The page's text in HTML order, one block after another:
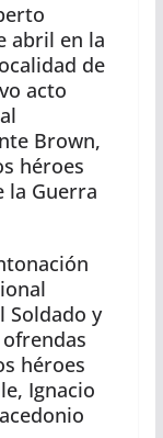
abril en la
de
acto
Brown,
héroes
la Guerra
Soldado y
héroes
Ignacio